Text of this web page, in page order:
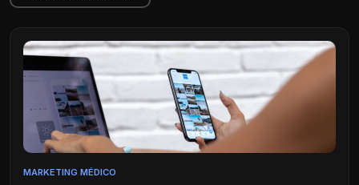
MARKETING MÉDICO